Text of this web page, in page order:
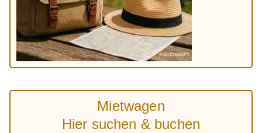
Mietwagen
Hier suchen & buchen